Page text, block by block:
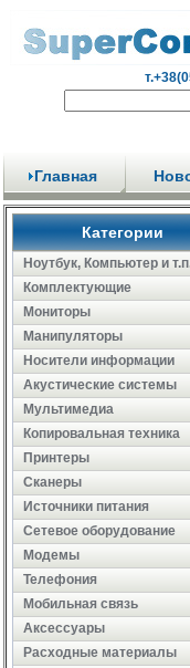
Главная
Категории
Ноутбук, Компьютер и
Комплектующие
Мониторы
Манипуляторы
Носители информации
Акустические системы
Мультимедиа
Копировальная техника
Принтеры
Сканеры
Источники питания
Сетевое оборудование
Модемы
Телефония
Мобильная связь
Аксессуары
Расходные материалы